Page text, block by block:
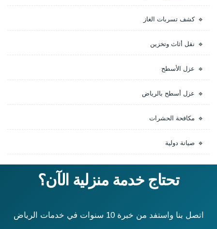
كشف تسربات الغاز
نقل أثاث وتخزين
عزل الأسطح
عزل أسطح بالرياض
مكافحة الحشرات
صيانة دولية
تحتاج خدمة منزلية الآن؟
اتصل بنا واستفد من خبرة 10 سنوات في خدمات الرياض